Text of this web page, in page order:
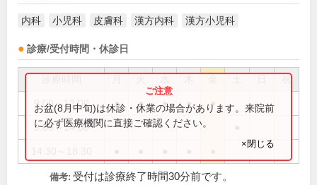
内科 小児科 皮膚科 漢方内科 漢方小児科
診療/受付時間・休診日
祝
9:00～13:00 ● ● ● ● ●
9:00～14:00
お盆(8月中旬)は休診・休業の場合があります。来院前
に必ず医療機関に直接ご確認ください。
×閉じる
備考: 受付は診療終了時間30分前です。